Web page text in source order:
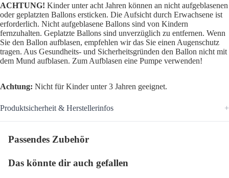
ACHTUNG! Kinder unter acht Jahren können an nicht aufgeblasenen
oder geplatzten Ballons ersticken. Die Aufsicht durch Erwachsene ist
erforderlich. Nicht aufgeblasene Ballons sind von Kindern
fernzuhalten. Geplatzte Ballons sind unverzüglich zu entfernen. Wenn
Sie den Ballon aufblasen, empfehlen wir das Sie einen Augenschutz
tragen. Aus Gesundheits- und Sicherheitsgründen den Ballon nicht mit
dem Mund aufblasen. Zum Aufblasen eine Pumpe verwenden!
Achtung: Nicht für Kinder unter 3 Jahren geeignet.
Produktsicherheit & Herstellerinfos
Passendes Zubehör
Das könnte dir auch gefallen